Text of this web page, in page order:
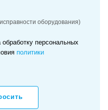
оборудования)
обработку персональных
политики